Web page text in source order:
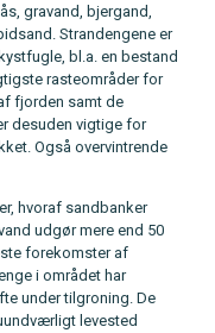
gravand, bjergand,
Strandengene er
bl.a. en bestand
rasteområder for
fjorden samt de
desuden vigtige for
Også overvintrende
hvoraf sandbanker
udgør mere end 50
forekomster af
i området har
under tilgroning. De
levested